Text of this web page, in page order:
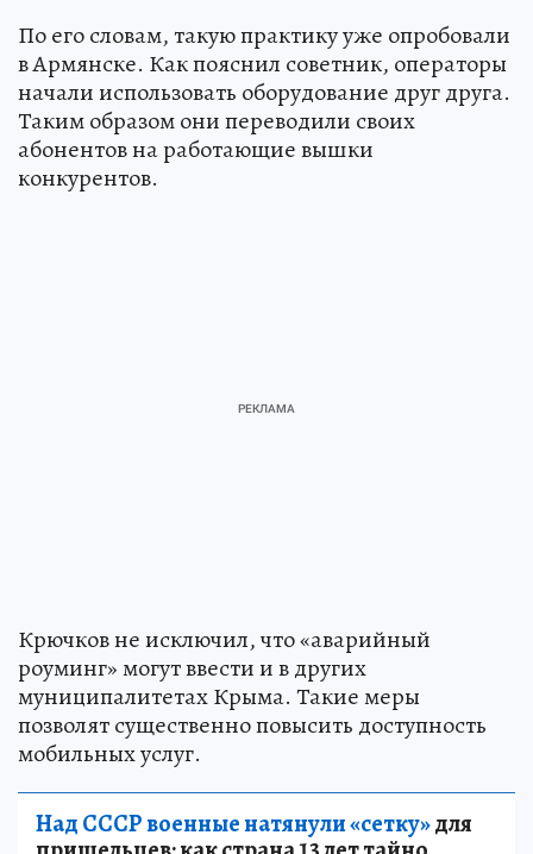
По его словам, такую практику уже опробовали
в Армянске. Как пояснил советник, операторы
начали использовать оборудование друг друга.
Таким образом они переводили своих
абонентов на работающие вышки
конкурентов.
Крючков не исключил, что «аварийный
роуминг» могут ввести и в других
муниципалитетах Крыма. Такие меры
позволят существенно повысить доступность
мобильных услуг.
Над СССР военные натянули «сетку»для